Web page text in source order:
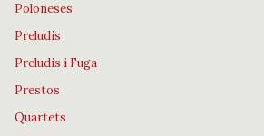
Poloneses
Preludis
Preludis i Fuga
Prestos
Quartets